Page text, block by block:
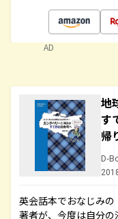
AD
地
す
帰
D-
英会話本でおなじみ
著者が、今度は自分